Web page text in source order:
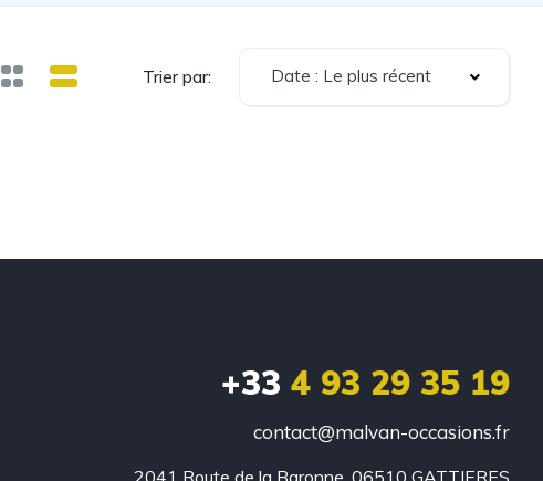
Trier par: Date : Le plus récent
+33 4 93 29 35 19
contact@malvan-occasions.fr
2041 Route de la Baronne, 06510 GATTIERES